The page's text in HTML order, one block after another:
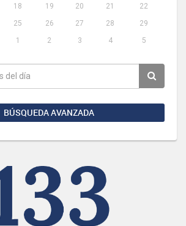
18 19 20 21
22
25 26 27 28
29
1 2 3 4 5
BÚSQUEDA AVANZADA